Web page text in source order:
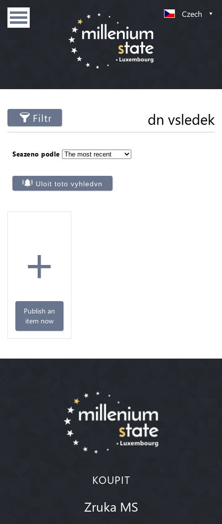
Czech
Filtr dn vsledek
Seazeno podle
Uloit toto vyhledvn
+
Publish an
item now
KOUPIT
Zruka MS